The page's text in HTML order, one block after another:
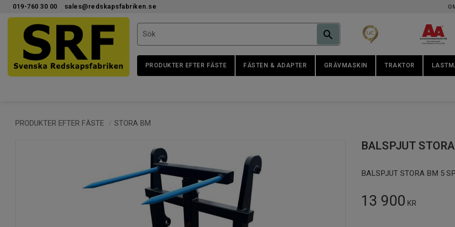
019-760 30 00 sales@redskapsfabriken.se
PRODUKTER EFTER FÄSTE FÄSTEN & ADAPTER GRÄVMASKIN TRAKTOR
PRODUKTER EFTER FÄSTE STORA BM
BALSPJUT
BALSPJUT STORA BM 5
13 900 KR